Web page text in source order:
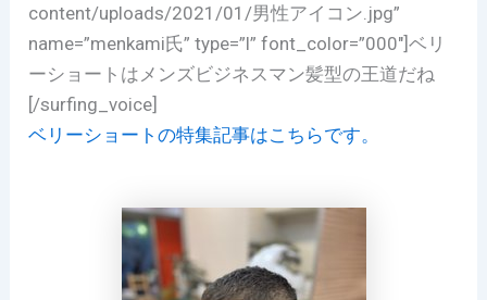
content/uploads/2021/01/男性アイコン.jpg”
name=”menkami氏” type=”l” font_color=”000″]ベリ
ーショートはメンズビジネスマン髪型の王道だね
[/surfing_voice]
ベリーショートの特集記事はこちらです。